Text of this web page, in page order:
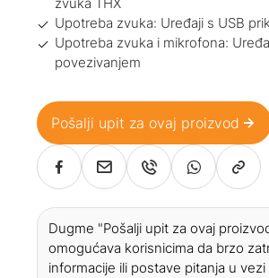
Upotreba zvuka: Uređaji s USB
Upotreba zvuka i mikrofona:
povezivanjem
Pošalji upit za ovaj proizvod
Dugme "Pošalji upit za ovaj
omogućava korisnicima da brzo
informacije ili postave pitanja u vezi